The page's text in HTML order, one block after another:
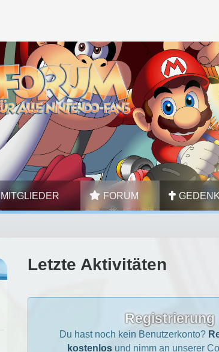
MITGLIEDER FORUM
Letzte Aktivitäten
Registrierung
Du hast noch kein Benutzerkonto?
kostenlosund nimm an unserer